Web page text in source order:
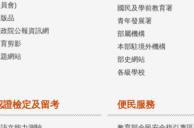
會)
品
院公報資訊網
剪影
網站
國民及學前教育署
青年發展署
部屬機構
本部駐境外機構
部史網站
各級學校
證檢定及留考 便民服務